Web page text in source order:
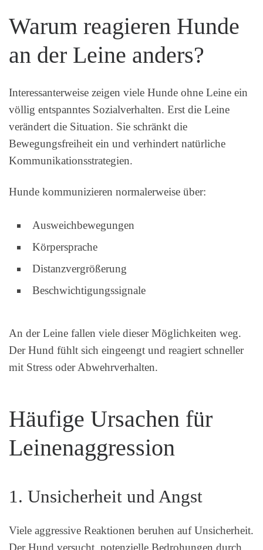
Warum reagieren Hunde
an der Leine anders?
Interessanterweise zeigen viele Hunde ohne Leine ein
völlig entspanntes Sozialverhalten. Erst die Leine
verändert die Situation. Sie schränkt die
Bewegungsfreiheit ein und verhindert natürliche
Kommunikationsstrategien.
Hunde kommunizieren normalerweise über:
Ausweichbewegungen
Körpersprache
Distanzvergrößerung
Beschwichtigungssignale
An der Leine fallen viele dieser Möglichkeiten weg.
Der Hund fühlt sich eingeengt und reagiert schneller
mit Stress oder Abwehrverhalten.
Häufige Ursachen für
Leinenaggression
1. Unsicherheit und Angst
Viele aggressive Reaktionen beruhen auf Unsicherheit.
Der Hund versucht, potenzielle Bedrohungen durch